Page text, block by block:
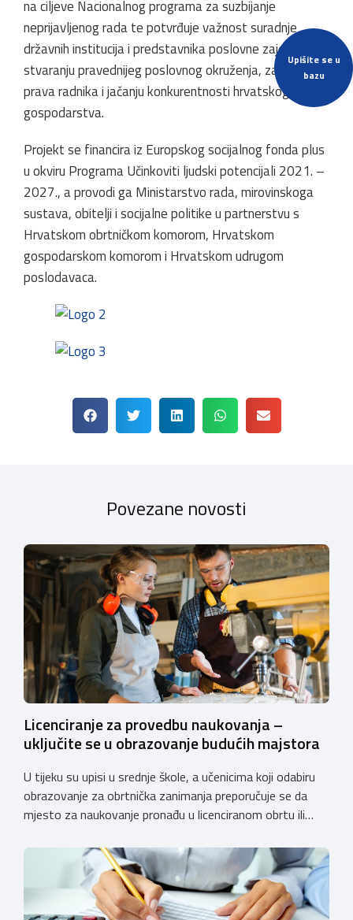
Upišite se u
bazu
na ciljeve Nacionalnog programa za suzbijanje
neprijavljenog rada te potvrđuje važnost suradnje
državnih institucija i predstavnika poslovne zajednice u
stvaranju pravednijeg poslovnog okruženja, zaštiti
prava radnika i jačanju konkurentnosti hrvatskog
gospodarstva.
Projekt se financira iz Europskog socijalnog fonda plus
u okviru Programa Učinkoviti ljudski potencijali 2021. –
2027., a provodi ga Ministarstvo rada, mirovinskoga
sustava, obitelji i socijalne politike u partnerstvu s
Hrvatskom obrtničkom komorom, Hrvatskom
gospodarskom komorom i Hrvatskom udrugom
poslodavaca.
Povezane novosti
Licenciranje za provedbu naukovanja –
uključite se u obrazovanje budućih majstora
U tijeku su upisi u srednje škole, a učenicima koji odabiru
obrazovanje za obrtnička zanimanja preporučuje se da
mjesto za naukovanje pronađu u licenciranom obrtu ili
koji još nemaju licenciju da pokrenu postupak
licenciranja kako bi budućim učenicima omogućili
kvalitetno i sigurno stjecanje praktičnih znanja, a
istodobno ulagali u razvoj […]